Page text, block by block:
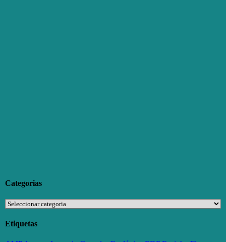
Categorias
Categorias
Etiquetas